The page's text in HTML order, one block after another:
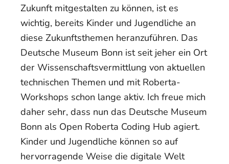
Zukunft mitgestalten zu können, ist es
wichtig, bereits Kinder und Jugendliche an
diese Zukunftsthemen heranzuführen. Das
Deutsche Museum Bonn ist seit jeher ein Ort
der Wissenschaftsvermittlung von aktuellen
technischen Themen und mit Roberta-
Workshops schon lange aktiv. Ich freue mich
daher sehr, dass nun das Deutsche Museum
Bonn als Open Roberta Coding Hub agiert.
Kinder und Jugendliche können so auf
hervorragende Weise die digitale Welt